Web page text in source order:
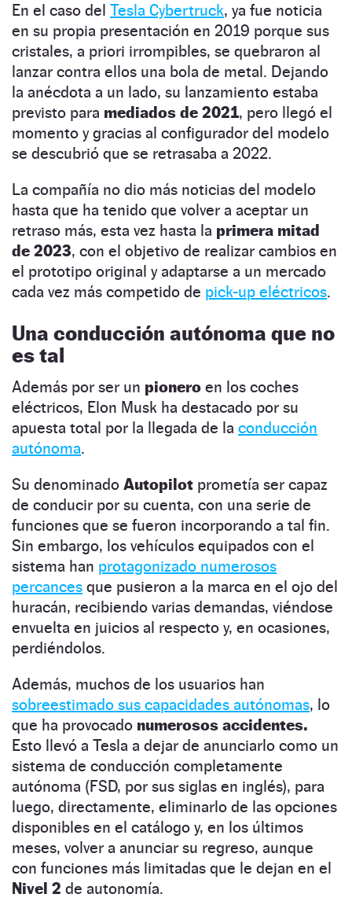
En el caso del Tesla Cybertruck, ya fue noticia
en su propia presentación en 2019 porque sus
cristales, a priori irrompibles, se quebraron al
lanzar contra ellos una bola de metal. Dejando
la anécdota a un lado, su lanzamiento estaba
previsto para mediados de 2021, pero llegó el
momento y gracias al configurador del modelo
se descubrió que se retrasaba a 2022.
La compañía no dio más noticias del modelo
hasta que ha tenido que volver a aceptar un
retraso más, esta vez hasta la primera mitad
de 2023, con el objetivo de realizar cambios en
el prototipo original y adaptarse a un mercado
cada vez más competido de pick-up eléctricos.
Una conducción autónoma que no
es tal
Además por ser un pionero en los coches
eléctricos, Elon Musk ha destacado por su
apuesta total por la llegada de la conducción
autónoma.
Su denominado Autopilot prometía ser capaz
de conducir por su cuenta, con una serie de
funciones que se fueron incorporando a tal fin.
Sin embargo, los vehículos equipados con el
sistema han protagonizado numerosos
percances que pusieron a la marca en el ojo del
huracán, recibiendo varias demandas, viéndose
envuelta en juicios al respecto y, en ocasiones,
perdiéndolos.
Además, muchos de los usuarios han
sobreestimado sus capacidades autónomas, lo
que ha provocado numerosos accidentes.
Esto llevó a Tesla a dejar de anunciarlo como un
sistema de conducción completamente
autónoma (FSD, por sus siglas en inglés), para
luego, directamente, eliminarlo de las opciones
disponibles en el catálogo y, en los últimos
meses, volver a anunciar su regreso, aunque
con funciones más limitadas que le dejan en el
Nivel 2 de autonomía.